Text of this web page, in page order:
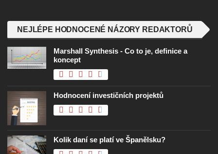
NEJLÉPE HODNOCENÉ NÁZORY REDAKTORŮ
Marshall Synthesis - Co to je, definice a
koncept
Hodnocení investičních projektů
Kolik daní se platí ve Španělsku?